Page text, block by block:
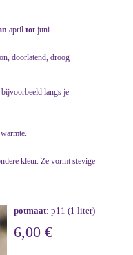
april tot juni
doorlatend, droog
langs je
kleur. Ze vormt stevige
potmaat: p11 (1 liter)
6,00 €